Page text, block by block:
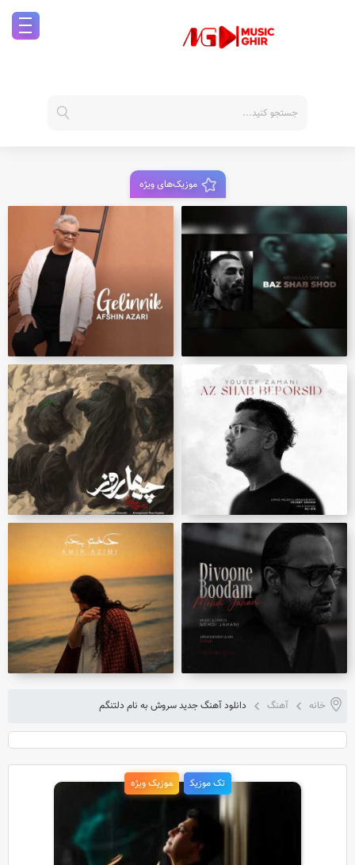
موزیک‌های ویژه
خانه آهنگ دانلود آهنگ جدید سروش به نام دلتنگم
تک موزیک موزیک ویژه